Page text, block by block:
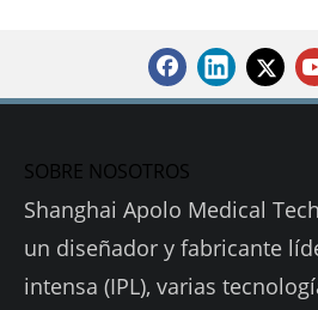
SOBRE NOSOTROS
Shanghai Apolo Medical
un diseñador y fabricante
intensa (IPL), varias